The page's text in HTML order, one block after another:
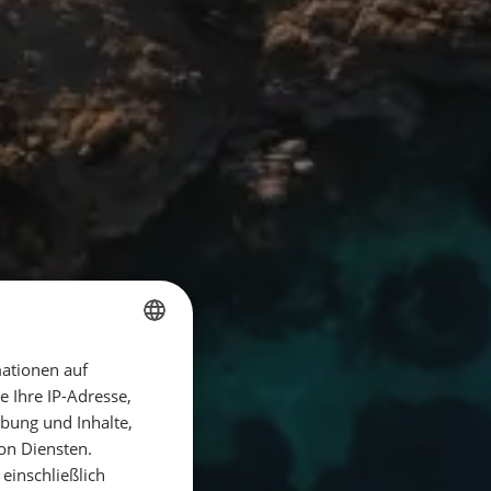
GERMAN
auf
Ihre IP-Adresse,
und Inhalte,
Diensten.